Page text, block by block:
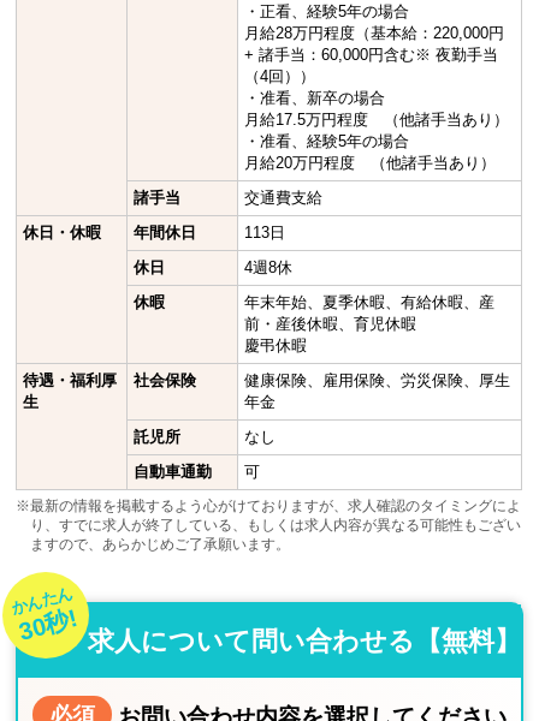
・正看、経験5年の場合
月給28万円程度（基本給：220,000円
+ 諸手当：60,000円含む※ 夜勤手当
（4回））
・准看、新卒の場合
月給17.5万円程度 （他諸手当あり）
・准看、経験5年の場合
月給20万円程度 （他諸手当あり）
諸手当
交通費支給
休日・休暇
年間休日
113日
休日
4週8休
休暇
年末年始、夏季休暇、有給休暇、産
前・産後休暇、育児休暇
慶弔休暇
待遇・福利厚
生
社会保険
健康保険、雇用保険、労災保険、厚生
年金
託児所
なし
自動車通勤
可
※最新の情報を掲載するよう心がけておりますが、求人確認のタイミングによ
り、すでに求人が終了している、もしくは求人内容が異なる可能性もござい
ますので、あらかじめご了承願います。
かんたん
30秒! 求人について問い合わせる【無料】